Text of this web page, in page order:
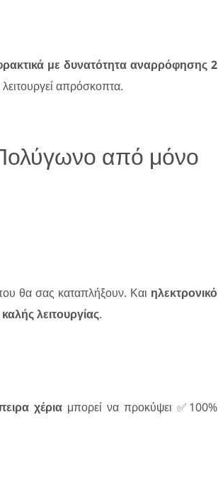
με δυνατότητα αναρρόφησης 2
απρόσκοπτα.
από μόνο
θα σας καταπλήξουν. Και ηλεκτρονικό
καλής λειτουργίας.
χέριαμπορεί να προκύψει ✅100%